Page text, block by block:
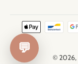
© 2026,
💬